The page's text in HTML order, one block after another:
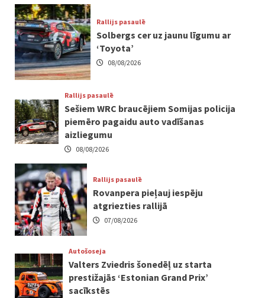
Rallijs pasaulē
Solbergs cer uz jaunu līgumu ar
‘Toyota’
08/08/2026
Rallijs pasaulē
Sešiem WRC braucējiem Somijas policija
piemēro pagaidu auto vadīšanas
aizliegumu
08/08/2026
Rallijs pasaulē
Rovanpera pieļauj iespēju
atgriezties rallijā
07/08/2026
Autošoseja
Valters Zviedris šonedēļ uz starta
prestižajās ‘Estonian Grand Prix’
sacīkstēs